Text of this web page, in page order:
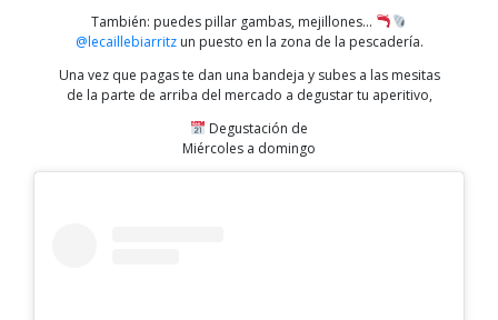
También: puedes pillar gambas, mejillones…
@lecaillebiarritzun puesto en la zona de la pescadería.
Una vez que pagas te dan una bandeja y subes a las mesitas
de la parte de arriba del mercado a degustar tu aperitivo,
Degustación de
Miércoles a domingo